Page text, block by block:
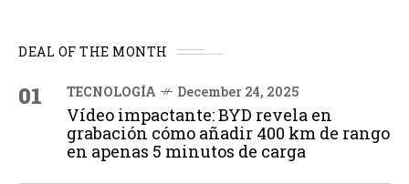
DEAL OF THE MONTH
01 TECNOLOGÍA December 24, 2025
Vídeo impactante: BYD revela en
grabación cómo añadir 400 km de rango
en apenas 5 minutos de carga